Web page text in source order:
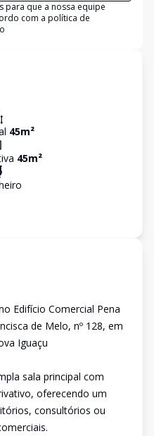
para que a nossa equipe
com a política de
45m²
45m²
Edifício Comercial Pena
de Melo, nº 128, em
Iguaçu
sala principal com
oferecendo um
consultórios ou